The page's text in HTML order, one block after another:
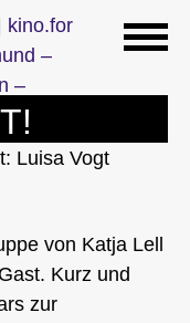
von Katja Lell
Kurz und
zur